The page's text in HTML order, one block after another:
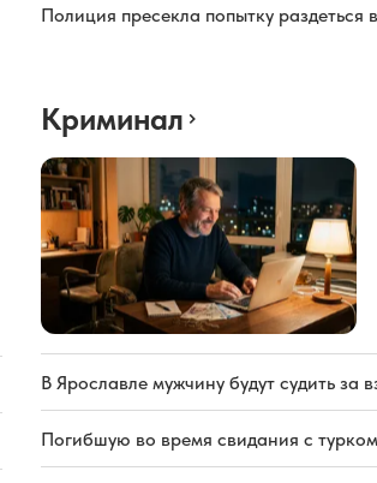
Полиция пресекла попытку раздеться
Криминал
В Ярославле мужчину будут судить за
Погибшую во время свидания с